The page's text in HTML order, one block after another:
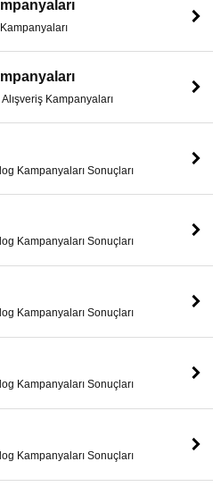
Kampanyaları
Kampanyaları Sonuçları
Kampanyaları Sonuçları
Kampanyaları Sonuçları
Kampanyaları Sonuçları
Kampanyaları Sonuçları